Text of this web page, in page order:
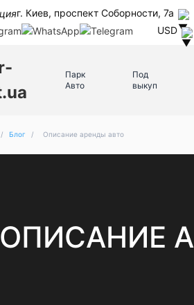
г. Киев, проспект Соборности, 7а
USD
Парк
Авто
Под
выкуп
/ Блог / Описание аренды авто
ОПИСАНИЕ